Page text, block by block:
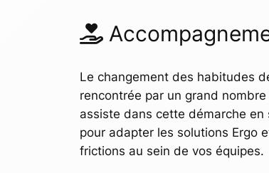
Le changement des habitudes
rencontrée par un grand
assiste dans cette démarche en
pour adapter les solutions Ergo
frictions au sein de vos équipes.